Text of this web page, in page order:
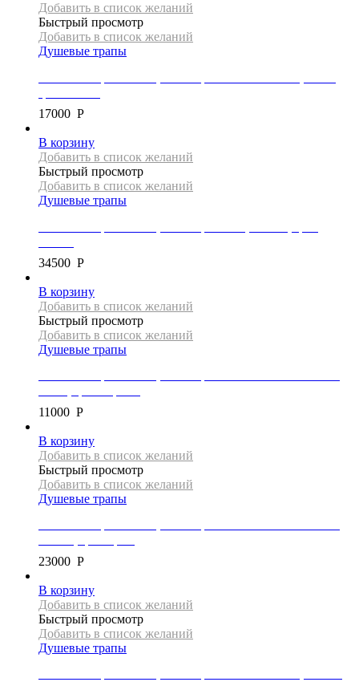
Добавить в список желаний
Быстрый просмотр
Добавить в список желаний
Душевые трапы
17000 Р
В корзину
Добавить в список желаний
Быстрый просмотр
Добавить в список желаний
Душевые трапы
34500 Р
В корзину
Добавить в список желаний
Быстрый просмотр
Добавить в список желаний
Душевые трапы
11000 Р
В корзину
Добавить в список желаний
Быстрый просмотр
Добавить в список желаний
Душевые трапы
23000 Р
В корзину
Добавить в список желаний
Быстрый просмотр
Добавить в список желаний
Душевые трапы